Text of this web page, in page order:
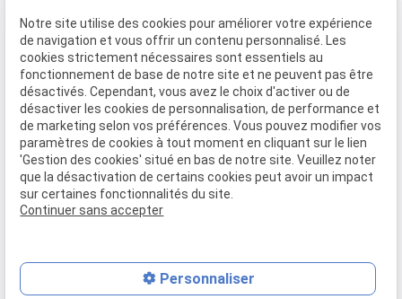
Accueil
Qui sommes-nous
Nos biens
Prix immobilier
Confier mon bien
Rejoignez-nous
Contact
Notre site utilise des cookies pour améliorer votre expérience
de navigation et vous offrir un contenu personnalisé. Les
cookies strictement nécessaires sont essentiels au
fonctionnement de base de notre site et ne peuvent pas être
désactivés. Cependant, vous avez le choix d'activer ou de
désactiver les cookies de personnalisation, de performance et
de marketing selon vos préférences. Vous pouvez modifier vos
paramètres de cookies à tout moment en cliquant sur le lien
'Gestion des cookies' situé en bas de notre site. Veuillez noter
que la désactivation de certains cookies peut avoir un impact
sur certaines fonctionnalités du site.
Continuer sans accepter
Personnaliser